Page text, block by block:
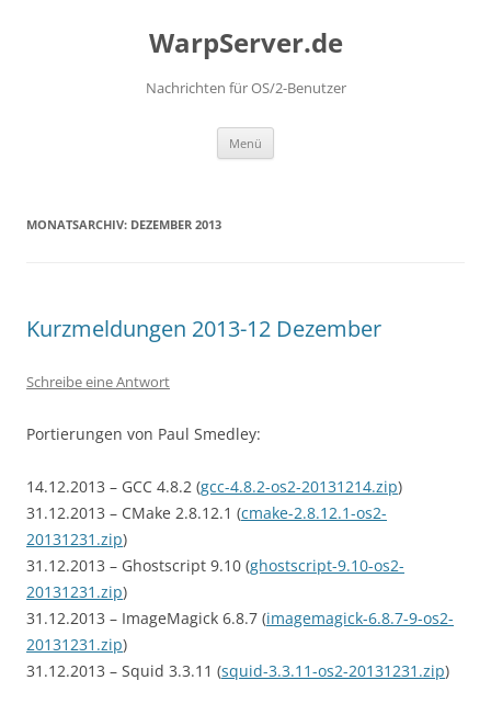
WarpServer.de
Nachrichten für OS/2-Benutzer
Menü
MONATSARCHIV: DEZEMBER 2013
Kurzmeldungen 2013-12 Dezember
Schreibe eine Antwort
Portierungen von Paul Smedley:
14.12.2013 – GCC 4.8.2 (gcc-4.8.2-os2-20131214.zip)
31.12.2013 – CMake 2.8.12.1 (cmake-2.8.12.1-os2-
20131231.zip)
31.12.2013 – Ghostscript 9.10 (ghostscript-9.10-os2-
20131231.zip)
31.12.2013 – ImageMagick 6.8.7 (imagemagick-6.8.7-9-os2-
20131231.zip)
31.12.2013 – Squid 3.3.11 (squid-3.3.11-os2-20131231.zip)